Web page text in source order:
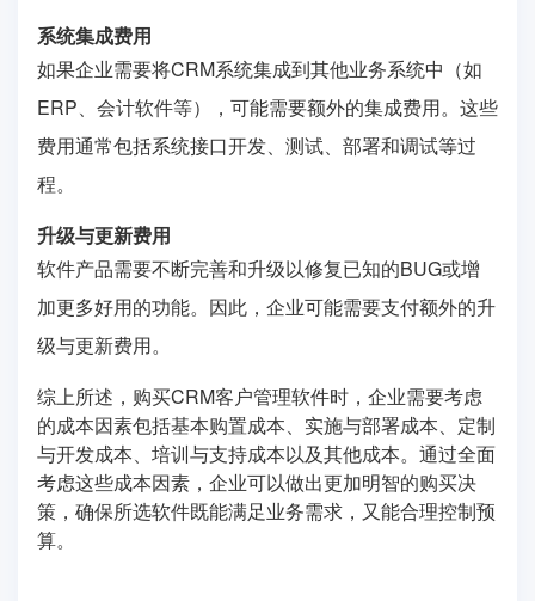
系统集成费用
如果企业需要将CRM系统集成到其他业务系统中（如
ERP、会计软件等），可能需要额外的集成费用。这些
费用通常包括系统接口开发、测试、部署和调试等过
程。
升级与更新费用
软件产品需要不断完善和升级以修复已知的BUG或增
加更多好用的功能。因此，企业可能需要支付额外的升
级与更新费用。
综上所述，购买CRM客户管理软件时，企业需要考虑
的成本因素包括基本购置成本、实施与部署成本、定制
与开发成本、培训与支持成本以及其他成本。通过全面
考虑这些成本因素，企业可以做出更加明智的购买决
策，确保所选软件既能满足业务需求，又能合理控制预
算。